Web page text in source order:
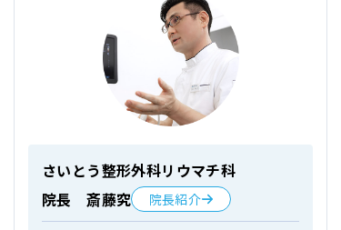
さいとう整形外科リウマチ科
院長 斎藤究
院長紹介